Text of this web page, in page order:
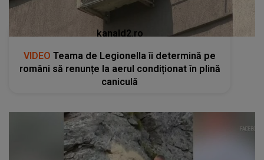
kanald2.ro
VIDEO Teama de Legionella îi determină pe
români să renunțe la aerul condiționat în plină
caniculă